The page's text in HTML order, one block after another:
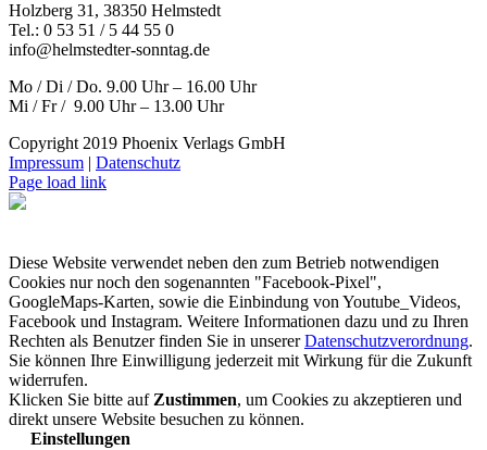
Holzberg 31, 38350 Helmstedt
Tel.: 0 53 51 / 5 44 55 0
info@helmstedter-sonntag.de
Mo / Di / Do. 9.00 Uhr – 16.00 Uhr
Mi / Fr / 9.00 Uhr – 13.00 Uhr
Copyright 2019 Phoenix Verlags GmbH
Impressum | Datenschutz
Page load link
Diese Website verwendet neben den zum Betrieb notwendigen
Cookies nur noch den sogenannten "Facebook-Pixel",
GoogleMaps-Karten, sowie die Einbindung von Youtube_Videos,
Facebook und Instagram. Weitere Informationen dazu und zu Ihren
Rechten als Benutzer finden Sie in unsererDatenschutzverordnung.
Sie können Ihre Einwilligung jederzeit mit Wirkung für die Zukunft
widerrufen.
Klicken Sie bitte auf Zustimmen, um Cookies zu akzeptieren und
direkt unsere Website besuchen zu können.
Einstellungen